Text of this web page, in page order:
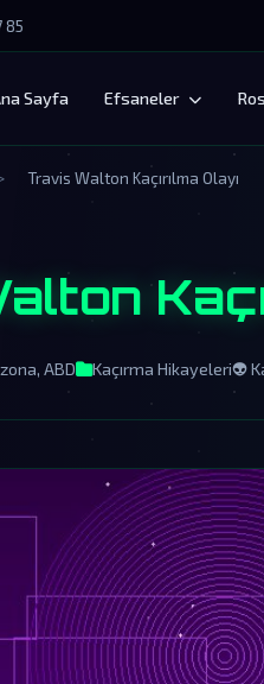
85
Sayfa Efsaneler
Travis Walton Kaçırılma Olayı
ABD Kaçırma Hikayeleri👽